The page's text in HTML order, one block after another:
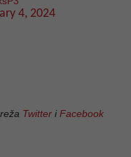
4, 2024
Twitter iFacebook